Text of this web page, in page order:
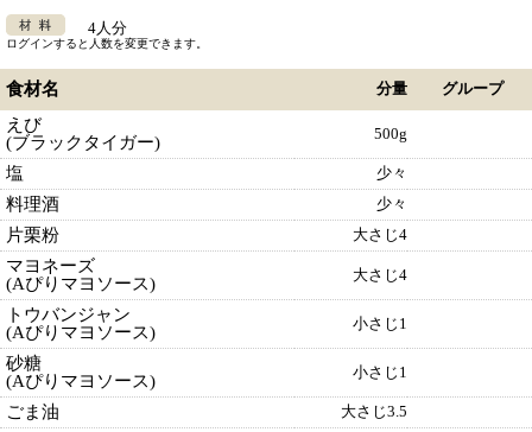
4人分
ログインすると人数を変更できます。
食材名 分量 グループ
えび
(ブラックタイガー)
500g
塩 少々
料理酒 少々
片栗粉 大さじ4
マヨネーズ
(Aぴりマヨソース)
大さじ4
トウバンジャン
(Aぴりマヨソース)
小さじ1
砂糖
(Aぴりマヨソース)
小さじ1
ごま油 大さじ3.5